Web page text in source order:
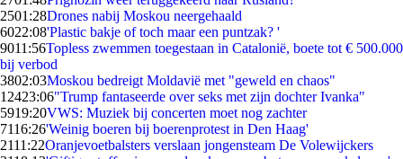
2501:28Drones nabij Moskou neergehaald
6022:08'Plastic bakje of toch maar een puntzak? '
9011:56Topless zwemmen toegestaan in Catalonië, boete tot € 500.000
bij verbod
3802:03Moskou bedreigt Moldavië met "geweld en chaos"
12423:06"Trump fantaseerde over seks met zijn dochter Ivanka"
5919:20VWS: Muziek bij concerten moet nog zachter
7116:26'Weinig boeren bij boerenprotest in Den Haag'
2111:22Oranjevoetbalsters verslaan jongensteam De Volewijckers